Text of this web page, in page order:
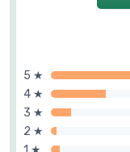
5 ★
4 ★
3 ★
2 ★